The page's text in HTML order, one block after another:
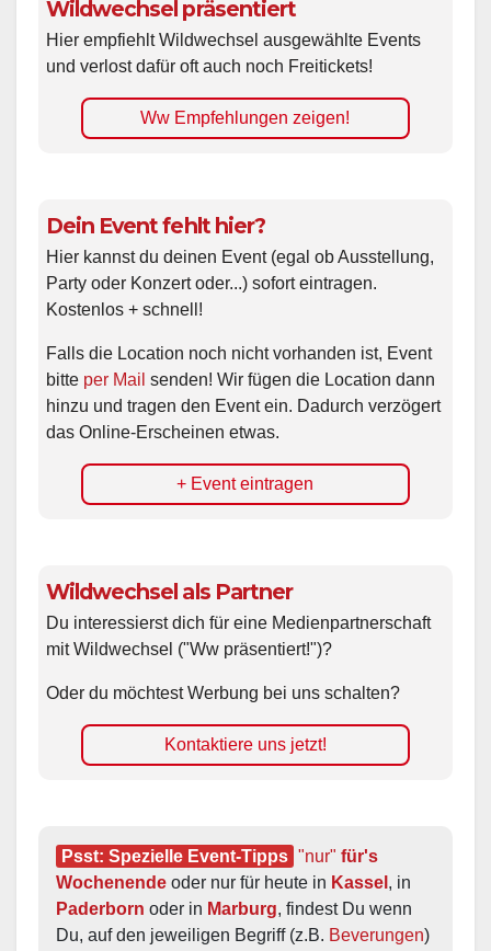
Wildwechsel präsentiert
Hier empfiehlt Wildwechsel ausgewählte Events
und verlost dafür oft auch noch Freitickets!
Ww Empfehlungen zeigen!
Dein Event fehlt hier?
Hier kannst du deinen Event (egal ob Ausstellung,
Party oder Konzert oder...) sofort eintragen.
Kostenlos + schnell!
Falls die Location noch nicht vorhanden ist, Event
bitte per Mail senden! Wir fügen die Location dann
hinzu und tragen den Event ein. Dadurch verzögert
das Online-Erscheinen etwas.
+ Event eintragen
Wildwechsel als Partner
Du interessierst dich für eine Medienpartnerschaft
mit Wildwechsel ("Ww präsentiert!")?
Oder du möchtest Werbung bei uns schalten?
Kontaktiere uns jetzt!
Psst: Spezielle Event-Tipps "nur" für's
Wochenende oder nur für heute in Kassel
Paderborn oder in Marburg, findest Du wenn
Du, auf den jeweiligen Begriff (z.B. Beverungen)